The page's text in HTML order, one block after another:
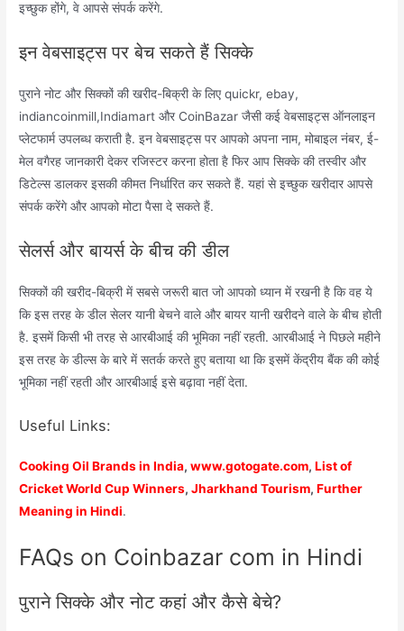
इच्छुक होंगे, वे आपसे संपर्क करेंगे.
इन वेबसाइट्स पर बेच सकते हैं सिक्के
पुराने नोट और सिक्कों की खरीद-बिक्री के लिए quickr, ebay,
indiancoinmill,Indiamart और CoinBazar जैसी कई वेबसाइट्स ऑनलाइन
प्‍लेटफार्म उपलब्‍ध कराती है. इन वेबसाइट्स पर आपको अपना नाम, मोबाइल नंबर, ई-
मेल वगैरह जानकारी देकर रजिस्टर करना होता है फिर आप सिक्के की तस्वीर और
डिटेल्स डालकर इसकी कीमत निर्धारित कर सकते हैं. यहां से इच्छुक खरीदार आपसे
संपर्क करेंगे और आपको मोटा पैसा दे सकते हैं.
सेलर्स और बायर्स के बीच की डील
सिक्कों की खरीद-बिक्री में सबसे जरूरी बात जो आपको ध्यान में रखनी है कि वह ये
कि इस तरह के डील सेलर यानी बेचने वाले और बायर यानी खरीदने वाले के बीच होती
है. इसमें किसी भी तरह से आरबीआई की भूमिका नहीं रहती. आरबीआई ने पिछले महीने
इस तरह के डील्स के बारे में सतर्क करते हुए बताया था कि इसमें केंद्रीय बैंक की कोई
भूमिका नहीं रहती और आरबीआई इसे बढ़ावा नहीं देता.
Useful Links:
Cooking Oil Brands in India,www.gotogate.com,List of
Cricket World Cup Winners,Jharkhand Tourism,Further
Meaning in Hindi.
FAQs on Coinbazar com in Hindi
पुराने सिक्के और नोट कहां और कैसे बेचे?